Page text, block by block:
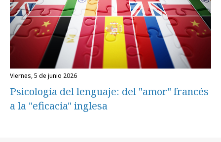
viernes, 5 de junio 2026
Psicología del lenguaje: del "amor" francés
a la "eficacia" inglesa